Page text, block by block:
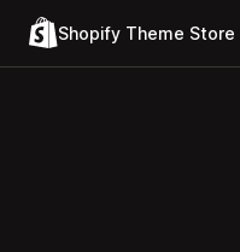
Shopify Theme Store